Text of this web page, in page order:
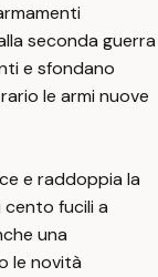
seconda guerra
e sfondano
le armi nuove
e raddoppia la
fucili a
una
le novità